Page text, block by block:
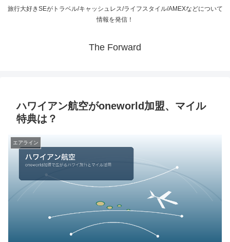
旅行大好きSEがトラベル/キャッシュレス/ライフスタイル/AMEXなどについて
情報を発信！
The Forward
ハワイアン航空がoneworld加盟、マイル
特典は？
エアライン